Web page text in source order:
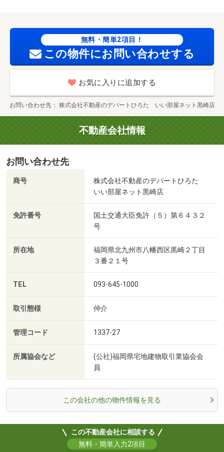
無料・簡単2項目！
この物件にお問い合わせする
お気に入りに追加する
お問い合わせ先 株式会社不動産のデパートひろた いい部屋ネット黒崎店
不動産会社情報
お問い合わせ先
商号
株式会社不動産のデパートひろた
いい部屋ネット黒崎店
免許番号
国土交通大臣免許（５）第６４３２
号
所在地
福岡県北九州市八幡西区黒崎２丁目
３番２１号
TEL 093-645-1000
取引態様 仲介
管理コード 1337-27
所属協会など
(公社)福岡県宅地建物取引業協会会
員
この会社の他の物件情報を見る
この不動産会社に相談する
無料・簡単入力2項目